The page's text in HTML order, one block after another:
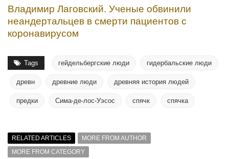
Владимир Лаговский. Ученые обвинили
неандертальцев в смерти пациентов с
коронавирусом
Tags гейдельбергские люди гидербальские люди
древн древние люди древняя история людей
предки Сима-де-лос-Уэсос спячк спячка
RELATED ARTICLES
MORE FROM AUTHOR
MORE FROM CATEGORY